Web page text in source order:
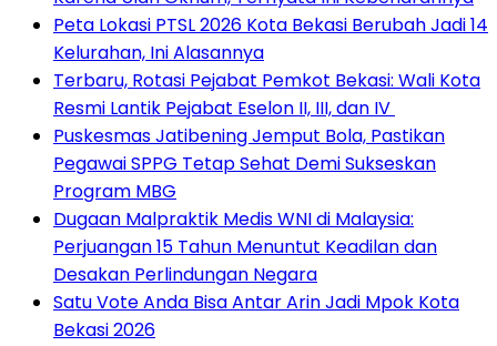
Peta Lokasi PTSL 2026 Kota Bekasi Berubah Jadi 14
Kelurahan, Ini Alasannya
‎Terbaru, Rotasi Pejabat Pemkot Bekasi: Wali Kota
Resmi Lantik Pejabat Eselon II, III, dan IV ‎
Puskesmas Jatibening Jemput Bola, Pastikan
Pegawai SPPG Tetap Sehat Demi Sukseskan
Program MBG
‎Dugaan Malpraktik Medis WNI di Malaysia:
Perjuangan 15 Tahun Menuntut Keadilan dan
Desakan Perlindungan Negara
Satu Vote Anda Bisa Antar Arin Jadi Mpok Kota
Bekasi 2026